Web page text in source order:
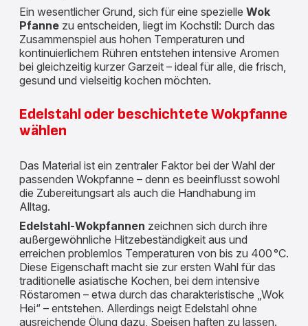
Ein wesentlicher Grund, sich für eine spezielle Wok
Pfanne zu entscheiden, liegt im Kochstil: Durch das
Zusammenspiel aus hohen Temperaturen und
kontinuierlichem Rühren entstehen intensive Aromen
bei gleichzeitig kurzer Garzeit – ideal für alle, die frisch,
gesund und vielseitig kochen möchten.
Edelstahl oder beschichtete Wokpfanne
wählen
Das Material ist ein zentraler Faktor bei der Wahl der
passenden Wokpfanne – denn es beeinflusst sowohl
die Zubereitungsart als auch die Handhabung im
Alltag.
Edelstahl-Wokpfannen zeichnen sich durch ihre
außergewöhnliche Hitzebeständigkeit aus und
erreichen problemlos Temperaturen von bis zu 400 °C.
Diese Eigenschaft macht sie zur ersten Wahl für das
traditionelle asiatische Kochen, bei dem intensive
Röstaromen – etwa durch das charakteristische „Wok
Hei“ – entstehen. Allerdings neigt Edelstahl ohne
ausreichende Ölung dazu, Speisen haften zu lassen.